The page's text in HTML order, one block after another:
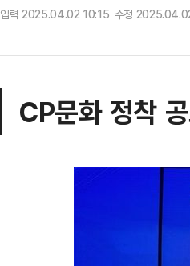
입력 2025.04.02 10:15 수정
CP문화 정착